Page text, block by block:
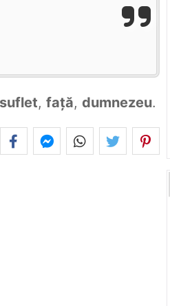
suflet, față, dumnezeu.